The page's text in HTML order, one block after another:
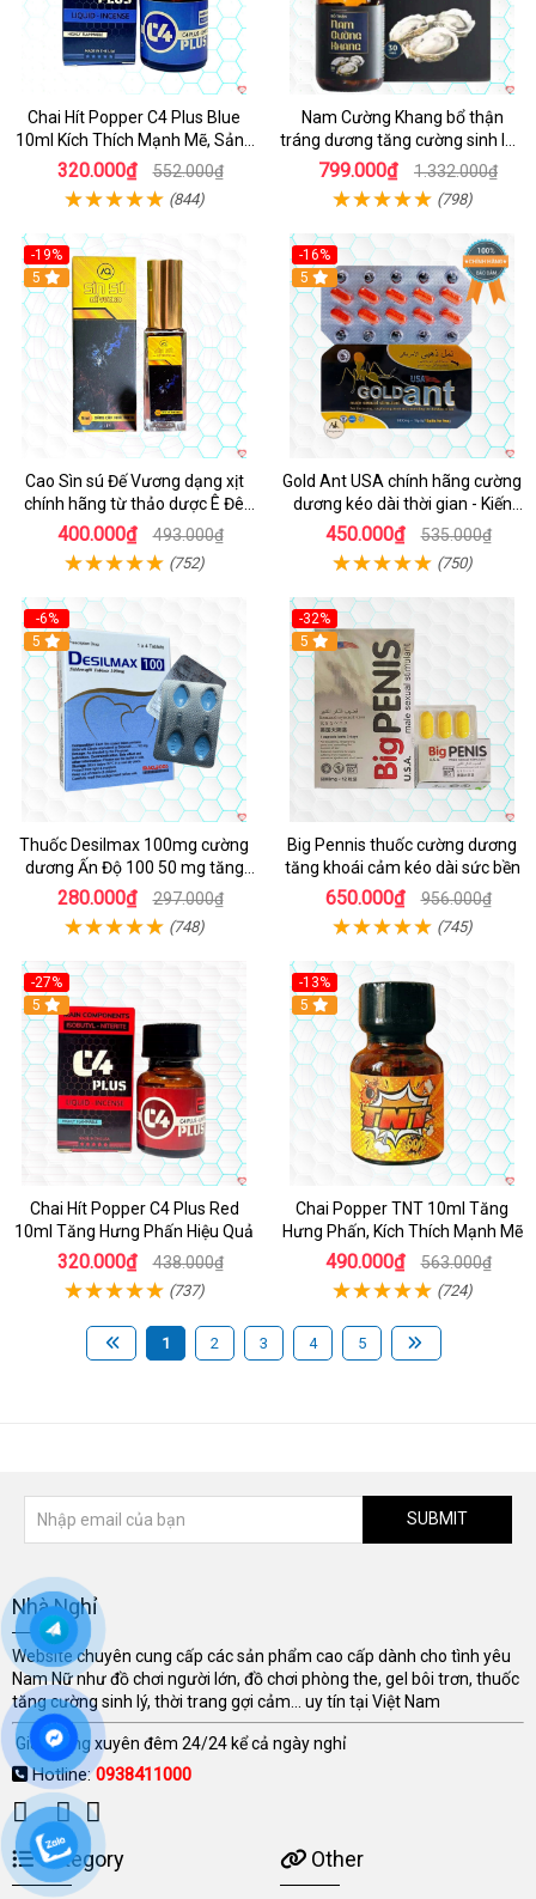
Chai Hít Popper C4 Plus Blue
10ml Kích Thích Mạnh Mẽ, Sảng
Khoái
320.000₫ 552.000₫
(844)
Nam Cường Khang bổ thận
tráng dương tăng cường sinh lực
nam
799.000₫ 1.332.000₫
(798)
-19%
5
Cao Sìn sú Đế Vương dạng xịt
chính hãng từ thảo dược Ê Đê
Việt Nam
400.000₫ 493.000₫
(752)
-16%
5
Gold Ant USA chính hãng cường
dương kéo dài thời gian - Kiến
Vàng Đen Tây Tạng
450.000₫ 535.000₫
(750)
-6%
5
Thuốc Desilmax 100mg cường
dương Ấn Độ 100 50 mg tăng
sinh lý tốt nhất
280.000₫ 297.000₫
(748)
-32%
5
Big Pennis thuốc cường dương
tăng khoái cảm kéo dài sức bền
650.000₫ 956.000₫
(745)
-27%
5
Chai Hít Popper C4 Plus Red
10ml Tăng Hưng Phấn Hiệu Quả
320.000₫ 438.000₫
(737)
-13%
5
Chai Popper TNT 10ml Tăng
Hưng Phấn, Kích Thích Mạnh Mẽ
490.000₫ 563.000₫
(724)
1 2 3 4 5
SUBMIT
Nhà Nghỉ
Website chuyên cung cấp các sản phẩm cao cấp dành cho tình yêu
Nam Nữ như đồ chơi người lớn, đồ chơi phòng the, gel bôi trơn, thuốc
tăng cường sinh lý, thời trang gợi cảm... uy tín tại Việt Nam
Giao hàng xuyên đêm 24/24 kể cả ngày nghỉ
Hotline:0938411000
Category Other